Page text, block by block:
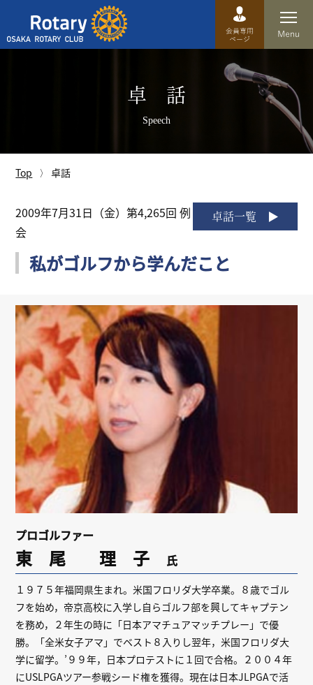
運営方針
歴史
特徴
リンク
会員専用ページ
English
卓 話
Speech
Top 卓話
卓話一覧
2009年7月31日（金）第4,265回 例
会
私がゴルフから学んだこと
プロゴルファー
東 尾 理 子 氏
１９７５年福岡県生まれ。米国フロリダ大学卒業。８歳でゴル
フを始め，帝京高校に入学し自らゴルフ部を興してキャプテン
を務め，２年生の時に「日本アマチュアマッチプレー」で優
勝。「全米女子アマ」でベスト８入りし翌年，米国フロリダ大
学に留学。’９９年，日本プロテストに１回で合格。２００４年
にUSLPGAツアー参戦シード権を獲得。現在は日本JLPGAで活